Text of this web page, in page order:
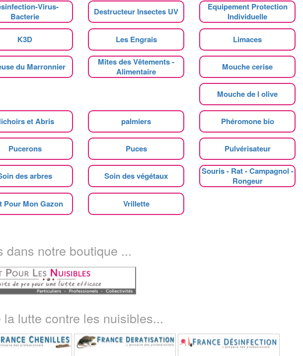
Virus-
Bacterie
Destructeur Insectes UV
Equipement Protection
Individuelle
K3D Les Engrais Limaces
du Marronnier
Mites des Vêtements -
Alimentaire
Mouche cerise
Mouche de l olive
et Abris palmiers Phéromone bio
Pucerons Puces Pulvérisateur
des arbres Soin des végétaux
Souris - Rat - Campagnol -
Rongeur
Pour Mon Gazon Vrillette
dans notre boutique ...
lutte contre les nuisibles...